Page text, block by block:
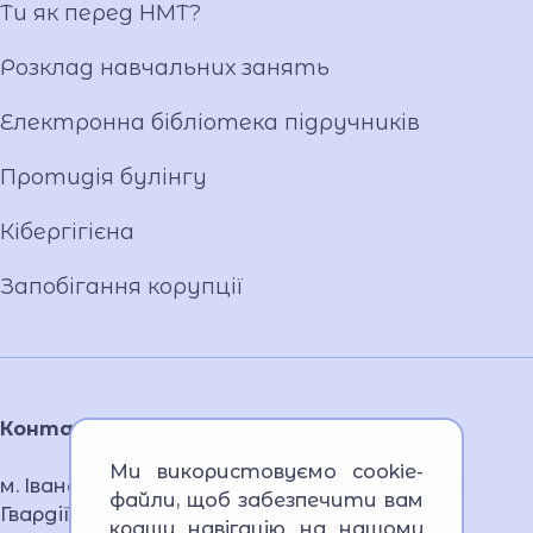
Контакти
м. Івано-Франківськ, 76005, вул. Національної
Гвардії, 3
Вакансії
Публічна інформація
Ти як перед НМТ?
Розклад навчальних занять
Електронна бібліотека підручників
Протидія булінгу
Кібергігієна
Запобігання корупції
Ми використовуємо cookie-
файли, щоб забезпечити вам